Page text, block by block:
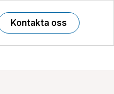
Kontakta oss